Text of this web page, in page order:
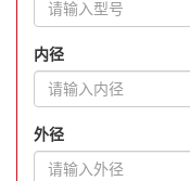
内径
外径